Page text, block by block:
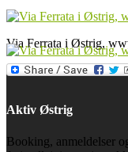
Via Ferrata i Østrig,
Aktiv Østrig
Booking, anmeldelser